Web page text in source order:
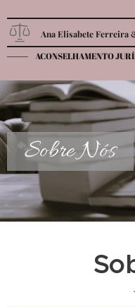
Ana Elisabete Ferreira
ACONSELHAMENTO
Sobre Nós